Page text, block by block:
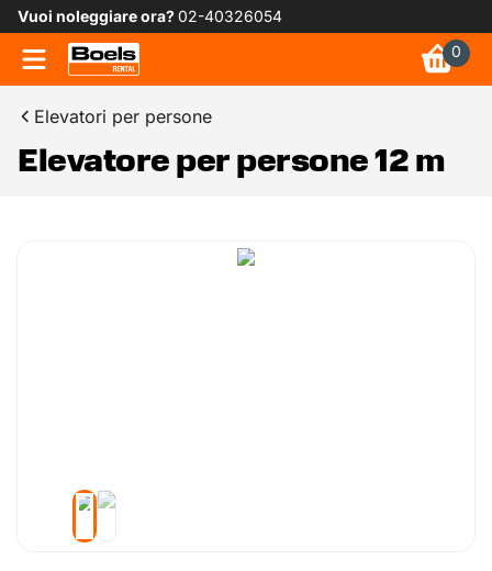
Vuoi noleggiare ora?02-40326054
0
Elevatori per persone
Elevatore per persone 12 m